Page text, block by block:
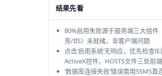
结果先看
80%启用失败源于服务端三大组件
务/IIS）未就绪，非客户端问题
点击‘启用系统’无响应，优先检查IE
ActiveX控件、HOSTS文件三处前
‘数据库连接失败’错误需用SSMS